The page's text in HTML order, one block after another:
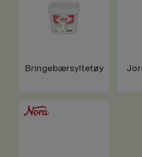
Bringebærsyltetøy